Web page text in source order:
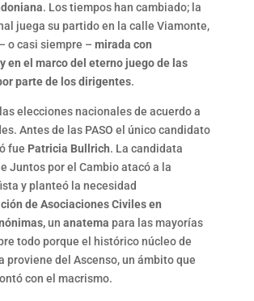
. Los tiempos han cambiado; la
juega su partido en la calle Viamonte,
o casi siempre – mirada con
en el marco del eterno juego de las
parte de los dirigentes.
elecciones nacionales de acuerdo a
Antes de las PASO el único candidato
fue Patricia Bullrich. La candidata
Juntos por el Cambio atacó a la
y planteó la necesidad
de Asociaciones Civiles en
un anatema para las mayorías
todo porque el histórico núcleo de
proviene del Ascenso, un ámbito que
con el macrismo.